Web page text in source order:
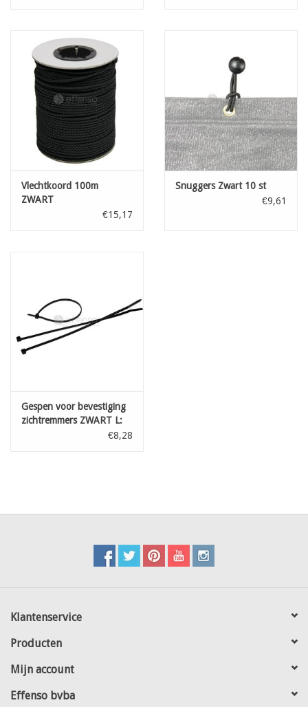
Vlechtkoord 100m
ZWART
€15,17
Snuggers Zwart 10 st
€9,61
Gespen voor bevestiging
zichtremmers ZWART L:
€8,28
Klantenservice
Producten
Mijn account
Effenso bvba